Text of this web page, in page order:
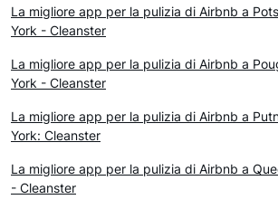
La migliore app per la pulizia di Airbnb a
York - Cleanster
La migliore app per la pulizia di Airbnb a
York - Cleanster
La migliore app per la pulizia di Airbnb a
York: Cleanster
La migliore app per la pulizia di Airbnb a
- Cleanster